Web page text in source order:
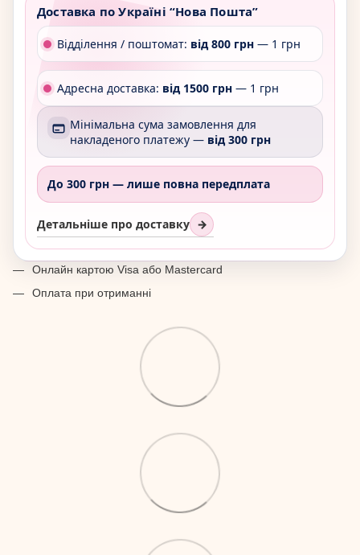
Доставка по Україні “Нова Пошта”
Відділення / поштомат: від 800 грн — 1 грн
Адресна доставка: від 1500 грн — 1 грн
Мінімальна сума замовлення для
накладеного платежу — від 300 грн
До 300 грн — лише повна передплата
Детальніше про доставку →
Онлайн картою Visa або Mastercard
Оплата при отриманні